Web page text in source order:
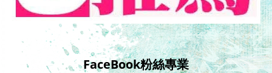
FaceBook粉絲專業